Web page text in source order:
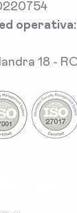
operativa:
18 -